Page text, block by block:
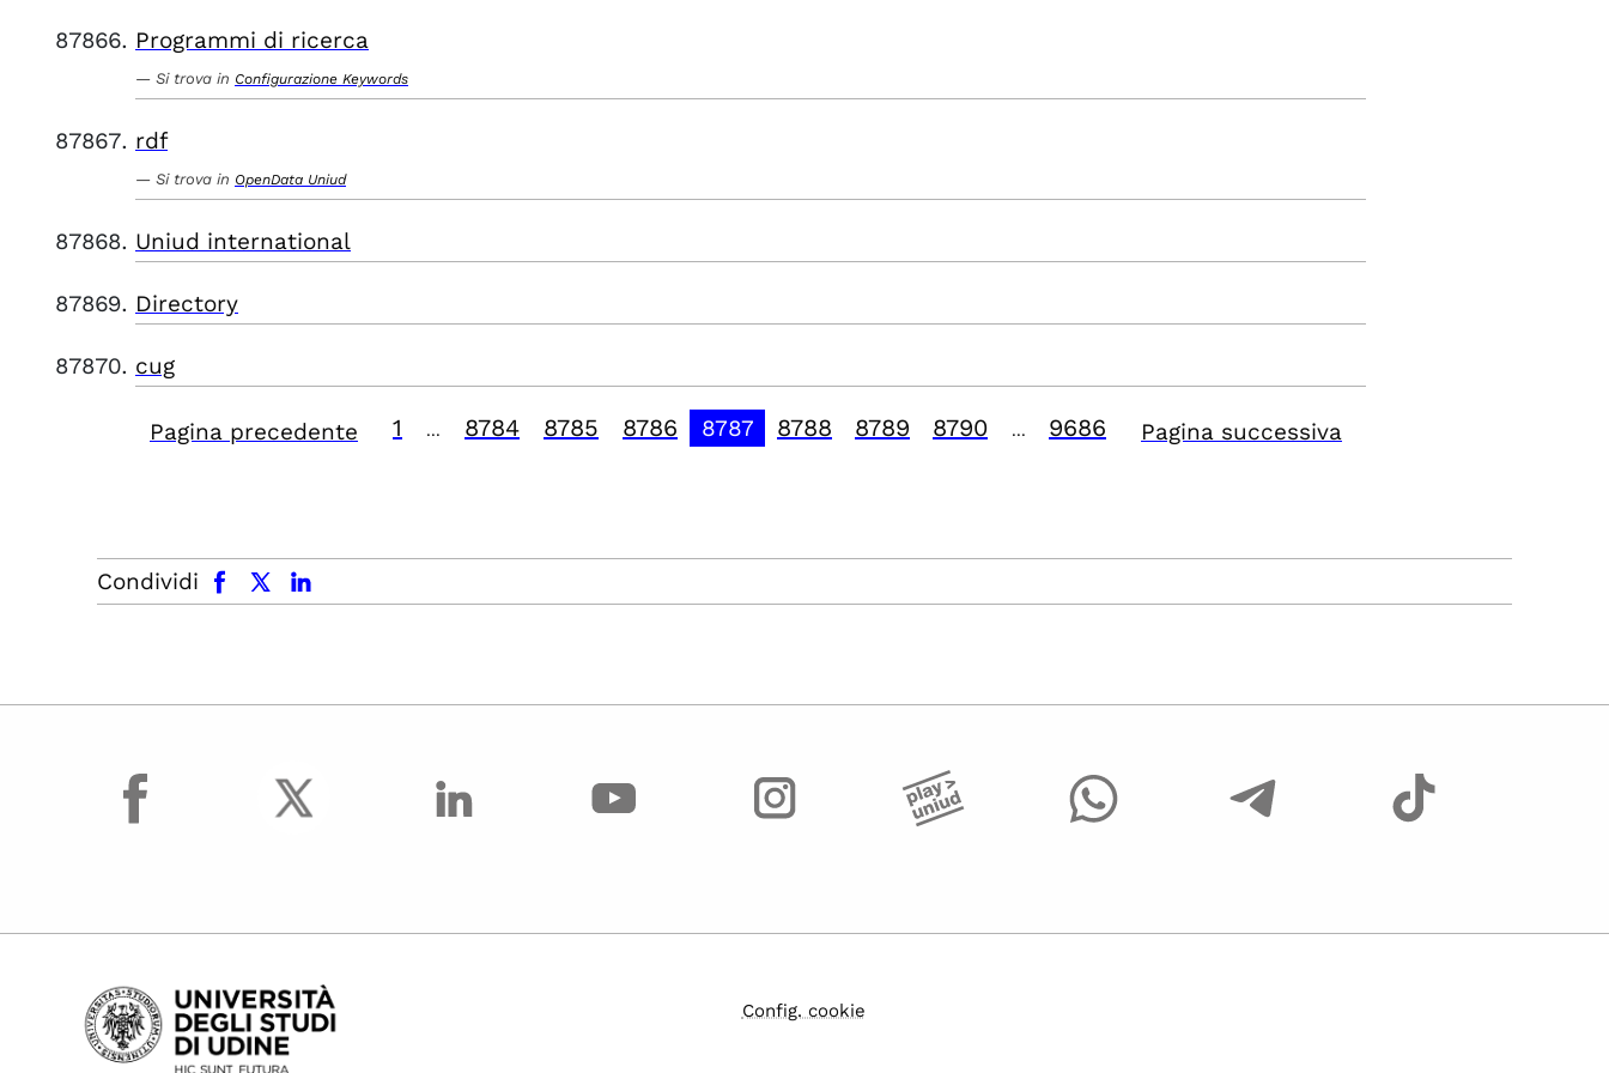
Programmi di ricerca
Si trova in Configurazione Keywords
rdf
Si trova in OpenData Uniud
Uniud international
Directory
cug
Pagina precedente 1 8784 8785 8786 8787 8788 8789 8790 9686 Pagina successiva
Condividi
facebook x.com linkedin
facebook
Config. cookie